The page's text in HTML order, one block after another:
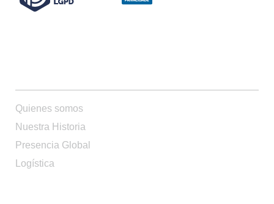
Quienes somos
Nuestra Historia
Presencia Global
Logística